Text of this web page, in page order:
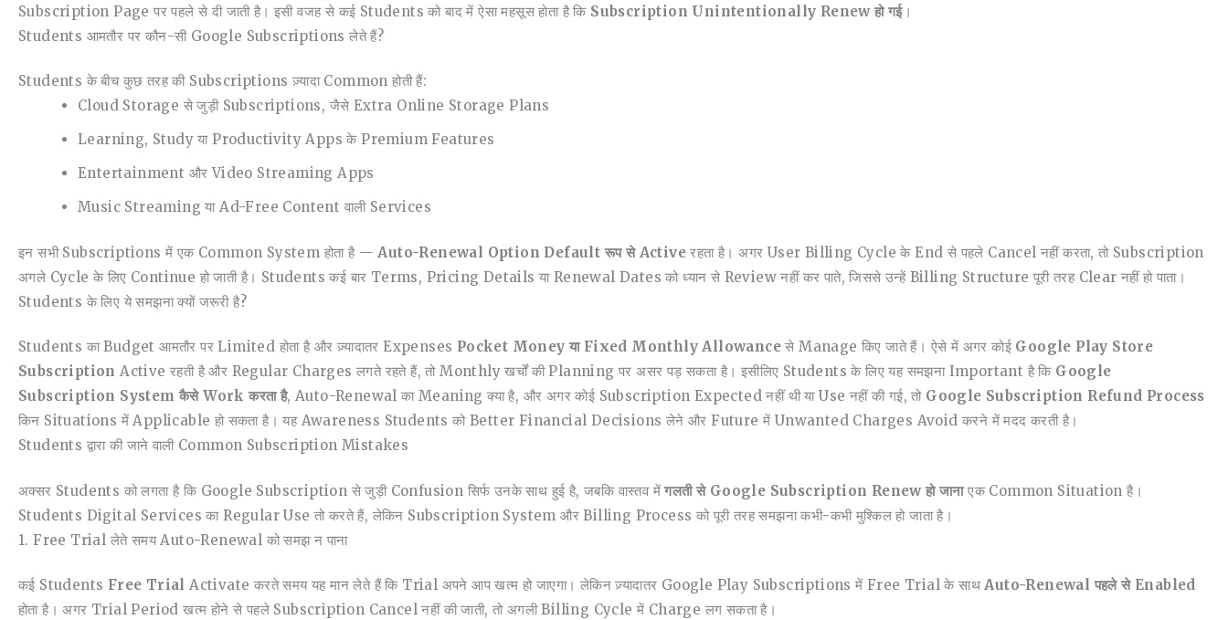
Subscription Page पर पहले से दी जाती है। इसी वजह से कई Students को बाद में ऐसा महसूस होता है कि Subscription Unintentionally Renew हो गई।
Students आमतौर पर कौन-सी Google Subscriptions लेते हैं?
Students के बीच कुछ तरह की Subscriptions ज़्यादा Common होती हैं:
Cloud Storage से जुड़ी Subscriptions, जैसे Extra Online Storage Plans
Learning, Study या Productivity Apps के Premium Features
Entertainment और Video Streaming Apps
Music Streaming या Ad-Free Content वाली Services
इन सभी Subscriptions में एक Common System होता है — Auto-Renewal Option Default रूप से Active रहता है। अगर User Billing Cycle के End से पहले Cancel नहीं करता, तो Subscription
अगले Cycle के लिए Continue हो जाती है। Students कई बार Terms, Pricing Details या Renewal Dates को ध्यान से Review नहीं कर पाते, जिससे उन्हें Billing Structure पूरी तरह Clear नहीं हो पाता।
Students के लिए ये समझना क्यों जरूरी है?
Students का Budget आमतौर पर Limited होता है और ज़्यादातर Expenses Pocket Money या Fixed Monthly Allowance से Manage किए जाते हैं। ऐसे में अगर कोई Google Play Store
Subscription Active रहती है और Regular Charges लगते रहते हैं, तो Monthly खर्चों की Planning पर असर पड़ सकता है। इसीलिए Students के लिए यह समझना Important है कि Google
Subscription System कैसे Work करता है, Auto-Renewal का Meaning क्या है, और अगर कोई Subscription Expected नहीं थी या Use नहीं की गई, तो Google Subscription Refund Process
किन Situations में Applicable हो सकता है। यह Awareness Students को Better Financial Decisions लेने और Future में Unwanted Charges Avoid करने में मदद करती है।
Students द्वारा की जाने वाली Common Subscription Mistakes
अक्सर Students को लगता है कि Google Subscription से जुड़ी Confusion सिर्फ उनके साथ हुई है, जबकि वास्तव मेंगलती से Google Subscription Renew हो जानाएक Common Situation है।
Students Digital Services का Regular Use तो करते हैं, लेकिन Subscription System और Billing Process को पूरी तरह समझना कभी-कभी मुश्किल हो जाता है।
1. Free Trial लेते समय Auto-Renewal को समझ न पाना
कई Students Free Trial Activate करते समय यह मान लेते हैं कि Trial अपने आप खत्म हो जाएगा। लेकिन ज़्यादातर Google Play Subscriptions में Free Trial के साथAuto-Renewal पहले से Enabled
होता है। अगर Trial Period खत्म होने से पहले Subscription Cancel नहीं की जाती, तो अगली Billing Cycle में Charge लग सकता है।